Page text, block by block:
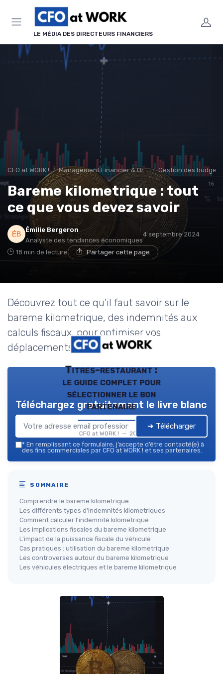
LE MÉDIA DES DIRECTEURS FINANCIERS
CFO at WORK ! Management Financier & Organisation Gestion des
Bareme kilometrique : tout
ce que vous devez savoir
Émilie Bergeron
Analyste des tendances économiques
4 septembre 2024
18 min de lecture Partager cette page
Découvrez tout ce qu'il faut savoir sur le
bareme kilometrique, des indemnités aux
calculs fiscaux, pour optimiser vos
déplacements professionnels.
Titres-restaurant :
le guide complet pour
sélectionner le bon
partenaire
CFO at WORK ! — 2026
Téléchargez gratuitement le livre blanc
➔ Télécharger
* En remplissant ce formulaire, j’accepte d’être contacté(e) à
des fins commerciales par CFO at WORK ! et ses partenaires.
SOMMAIRE
Comprendre le bareme kilometrique
Les différents types d'indemnités kilometriques
Comment calculer l'indemnité kilometrique
Les implications fiscales du bareme kilometrique
L'impact de la puissance fiscale du véhicule
Cas pratiques : utilisation du bareme kilometrique
Les controverses autour du bareme kilometrique
Les véhicules électriques et le bareme kilometrique
Panneau de gestion des cookies